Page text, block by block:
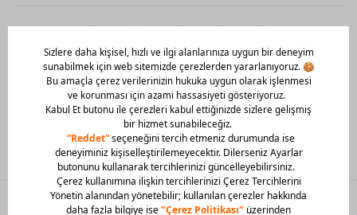
Mobil Uygulamamızı Hemen İndir!